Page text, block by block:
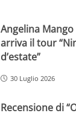
Angelina Mango
arriva il tour
d’estate”
30 Luglio 2026
Recensione di